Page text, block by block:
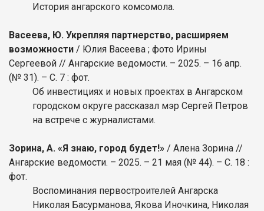
История ангарского комсомола.
Васеева, Ю. Укрепляя партнерство, расширяем
возможности / Юлия Васеева ; фото Ирины
Сергеевой // Ангарские ведомости. – 2025. – 16 апр.
(№ 31). – С. 7 : фот.
Об инвестициях и новых проектах в Ангарском
городском округе рассказал мэр Сергей Петров
на встрече с журналистами.
Зорина, А. «Я знаю, город будет!» / Алена Зорина //
Ангарские ведомости. – 2025. – 21 мая (№ 44). – С. 18 :
фот.
Воспоминания первостроителей Ангарска
Николая Басурманова, Якова Иночкина, Николая